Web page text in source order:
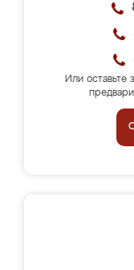
Или оставьте